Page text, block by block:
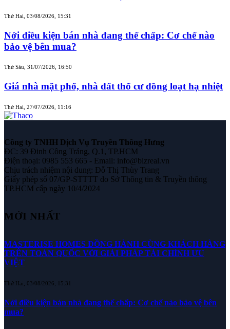
Thứ Hai, 03/08/2026, 15:31
Nới điều kiện bán nhà đang thế chấp: Cơ chế nào
bảo vệ bên mua?
Thứ Sáu, 31/07/2026, 16:50
Giá nhà mặt phố, nhà đất thổ cư đồng loạt hạ nhiệt
Thứ Hai, 27/07/2026, 11:16
Công ty TNHH Dịch Vụ Truyền Thông Hưng
ĐC: 39 Đinh Công Tráng, Q.1, TP.HCM
Điện thoại: 0985 553 665 - Email: info@bizreal.vn
Chịu trách nhiệm nội dung: Đỗ Thị Thùy Trang
Giấy phép số 07/GP-STTTT do Sở Thông tin & Truyền thông
TP.HCM cấp ngày 10/4/2024
MỚI NHẤT
MASTERISE HOMES ĐỒNG HÀNH CÙNG KHÁCH HÀNG
TRÊN TOÀN QUỐC VỚI GIẢI PHÁP TÀI CHÍNH ƯU
VIỆT
Thứ Hai, 03/08/2026, 15:31
Nới điều kiện bán nhà đang thế chấp: Cơ chế nào bảo vệ bên
mua?